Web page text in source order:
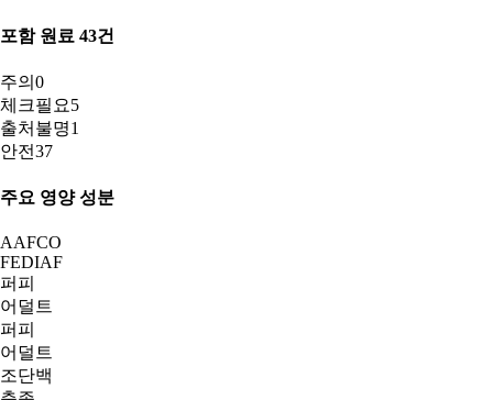
포함 원료 43건
주의 0
체크필요5
출처불명1
안전37
주요 영양 성분
AAFCO
FEDIAF
퍼피
어덜트
퍼피
어덜트
조단백